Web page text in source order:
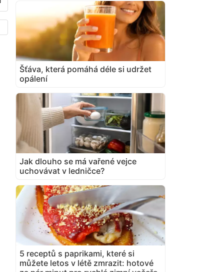
Šťáva, která pomáhá déle si udržet
opálení
Jak dlouho se má vařené vejce
uchovávat v ledničce?
5 receptů s paprikami, které si
můžete letos v létě zmrazit: hotové